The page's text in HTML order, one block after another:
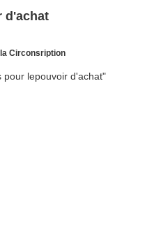
d'achat
la Circonsription